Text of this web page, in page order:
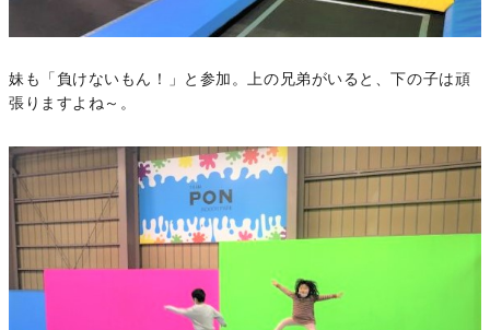
妹も「負けないもん！」と参加。上の兄弟がいると、下の子は頑
張りますよね～。